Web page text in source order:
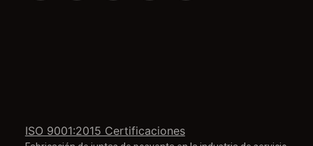
ISO 9001:2015 Certificaciones